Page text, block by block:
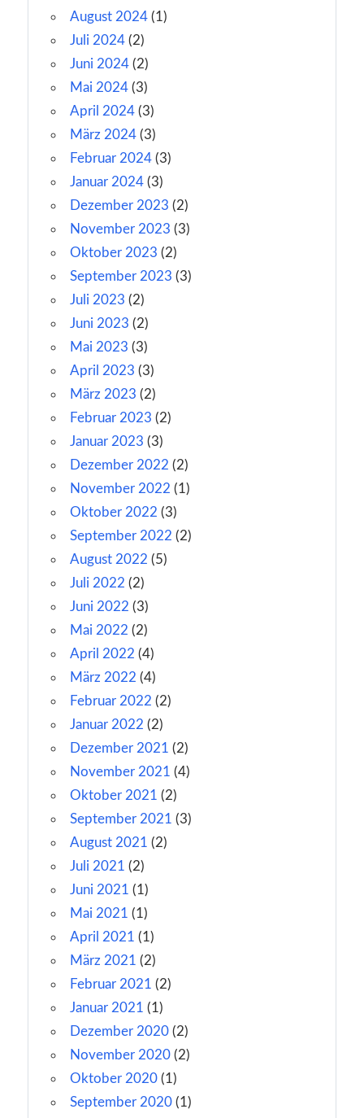
August 2024 (1)
Juli 2024 (2)
Juni 2024 (2)
Mai 2024 (3)
April 2024 (3)
März 2024 (3)
Februar 2024 (3)
Januar 2024 (3)
Dezember 2023 (2)
November 2023 (3)
Oktober 2023 (2)
September 2023 (3)
Juli 2023 (2)
Juni 2023 (2)
Mai 2023 (3)
April 2023 (3)
März 2023 (2)
Februar 2023 (2)
Januar 2023 (3)
Dezember 2022 (2)
November 2022 (1)
Oktober 2022 (3)
September 2022 (2)
August 2022 (5)
Juli 2022 (2)
Juni 2022 (3)
Mai 2022 (2)
April 2022 (4)
März 2022 (4)
Februar 2022 (2)
Januar 2022 (2)
Dezember 2021 (2)
November 2021 (4)
Oktober 2021 (2)
September 2021 (3)
August 2021 (2)
Juli 2021 (2)
Juni 2021 (1)
Mai 2021 (1)
April 2021 (1)
März 2021 (2)
Februar 2021 (2)
Januar 2021 (1)
Dezember 2020 (2)
November 2020 (2)
Oktober 2020 (1)
September 2020 (1)